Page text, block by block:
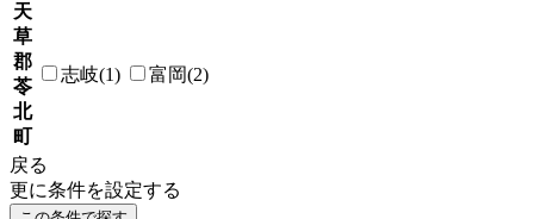
天
草
郡
苓
北
町
志岐(1) 富岡(2)
戻る
更に条件を設定する